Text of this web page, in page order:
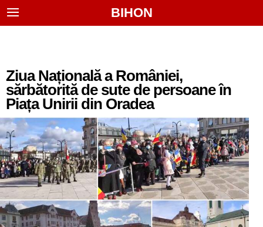
BIHON
Ziua Națională a României,
sărbătorită de sute de persoane în
Piața Unirii din Oradea